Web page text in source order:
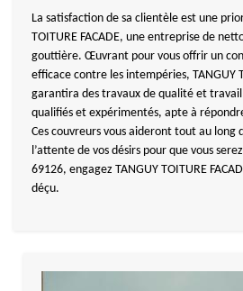
La satisfaction de sa clientèle est une
TOITURE FACADE, une entreprise de
gouttière. Œuvrant pour vous offrir un
efficace contre les intempéries, TANGUY
garantira des travaux de qualité et
qualifiés et expérimentés, apte à
Ces couvreurs vous aideront tout au long
l’attente de vos désirs pour que vous
69126, engagez TANGUY TOITURE
déçu.